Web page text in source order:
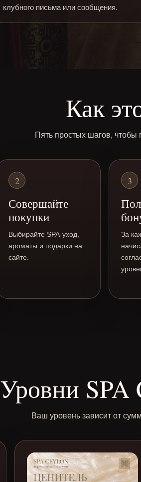
клубного письма или сообщения.
Как
Пять простых шагов, чтобы
2
Совершайте
покупки
Выбирайте SPA-уход,
ароматы и подарки на
сайте.
3
За
Уровни
Ваш уровень зависит от